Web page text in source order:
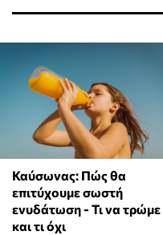
Καύσωνας: Πώς θα
επιτύχουμε σωστή
ενυδάτωση - Τι να τρώμε
και τι όχι